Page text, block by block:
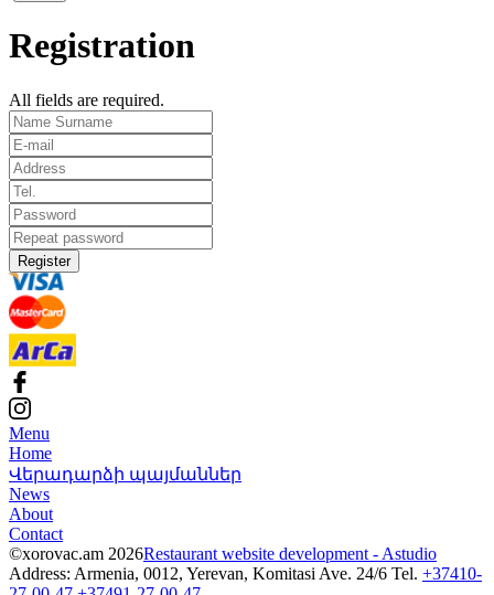
Registration
All fields are required.
Register
Menu
Home
Վերադարձի պայմաններ
News
About
Contact
©xorovac.am 2026Restaurant website development - Astudio
Address: Armenia, 0012, Yerevan, Komitasi Ave. 24/6 Tel. +37410-